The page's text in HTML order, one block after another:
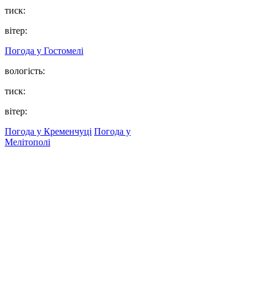
тиск:
вітер:
Погода у Гостомелі
вологість:
тиск:
вітер:
Погода у Кременчуці Погода у
Мелітополі